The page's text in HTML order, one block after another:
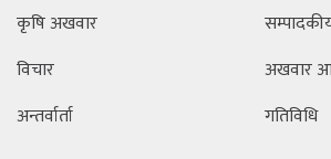
कृषि अखवार
विचार
अन्तर्वार्ता
अखवार
गतिविधि